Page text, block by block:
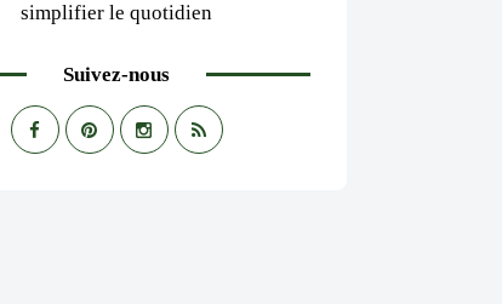
simplifier le quotidien
Suivez-nous